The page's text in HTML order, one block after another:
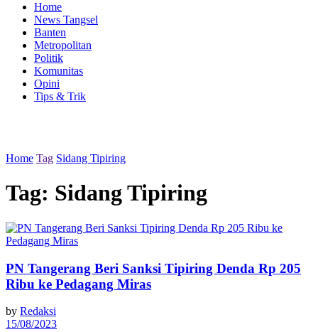
Home
News Tangsel
Banten
Metropolitan
Politik
Komunitas
Opini
Tips & Trik
Home Tag Sidang Tipiring
Tag: Sidang Tipiring
PN Tangerang Beri Sanksi Tipiring Denda Rp 205
Ribu ke Pedagang Miras
by Redaksi
15/08/2023